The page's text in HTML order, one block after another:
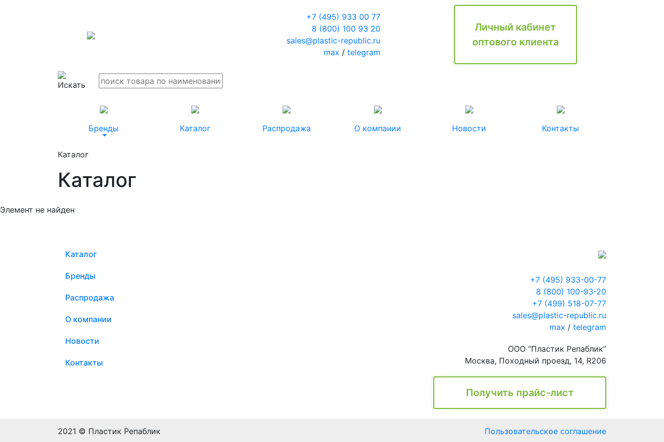
+7 (495) 933 00 77
8 (800) 100 93 20
sales@plastic-republic.ru
max / telegram
Личный кабинет
оптового клиента
Бренды Каталог Распродажа О компании Новости Контакты
Каталог
Каталог
Элемент не найден
Каталог
Бренды
Распродажа
О компании
Новости
Контакты
+7 (495) 933-00-77
8 (800) 100-93-20
+7 (499) 518-07-77
sales@plastic-republic.ru
max / telegram
ООО “Пластик Репаблик”
Москва, Походный проезд, 14, R206
Получить прайс-лист
2021 © Пластик Репаблик Пользовательское соглашение